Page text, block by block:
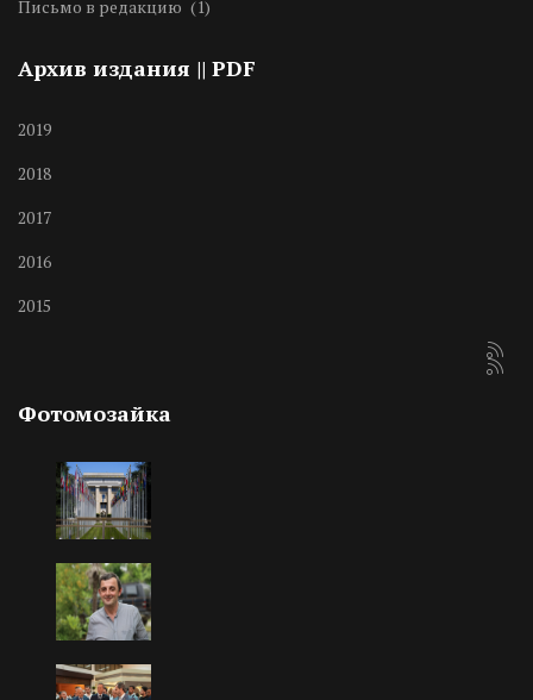
Письмо в редакцию (1)
Архив издания || PDF
2019
2018
2017
2016
2015
Фотомозайка